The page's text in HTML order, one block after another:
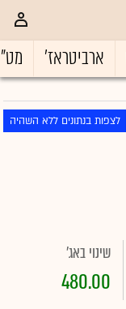
ארביטראז'
לצפות בנתונים ללא השהיה
שינוי באג'
480.00